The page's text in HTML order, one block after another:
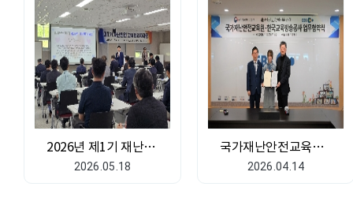
2026년 제1기 재난안전 고위관리자과정 실시
2026.05.18
국가재난안전교육원-EBS 간 업무협약 체결
2026.04.14